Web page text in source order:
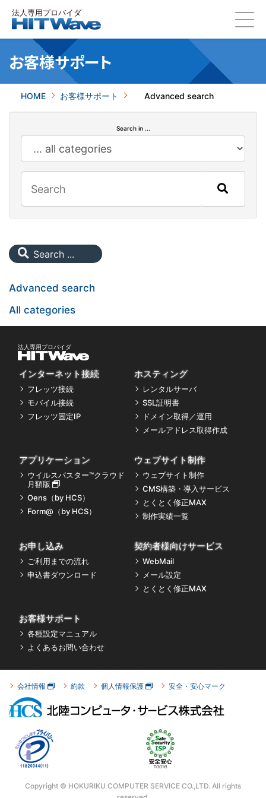
お客様サポート
HOME お客様サポート Advanced search
Search in ...
Advanced search
All categories
インターネット接続
フレッツ接続
モバイル接続
フレッツ固定IP
ホスティング
レンタルサーバ
SSL証明書
ドメイン取得／運用
メールアドレス取得作成
アプリケーション
ウイルスバスター™クラウド
月額版
Oens（by HCS）
Form@（by HCS）
ウェブサイト制作
ウェブサイト制作
CMS構築・導入サービス
とくとく修正MAX
制作実績一覧
お申し込み
ご利用までの流れ
申込書ダウンロード
契約者様向けサービス
WebMail
メール設定
とくとく修正MAX
お客様サポート
各種設定マニュアル
よくあるお問い合わせ
会社情報 約款 個人情報保護 安全・安心マーク
Copyright © HOKURIKU COMPUTER SERVICE CO.,LTD. All rights